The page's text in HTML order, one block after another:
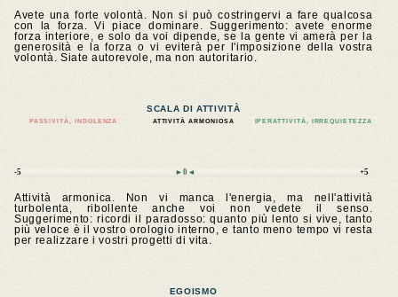
Avete una forte volontà. Non si può costringervi a fare qualcosa
con la forza. Vi piace dominare. Suggerimento: avete enorme
forza interiore, e solo da voi dipende, se la gente vi amerà per la
generosità e la forza o vi eviterà per l'imposizione della vostra
volontà. Siate autorevole, ma non autoritario.
SCALA DI ATTIVITÀ
PASSIVITÀ, INDOLENZA ATTIVITÀ ARMONIOSA IPERATTIVITÀ, IRREQUIETEZZA
-5 ►0◄ +5
Attività armonica. Non vi manca l'energia, ma nell'attività
turbolenta, ribollente anche voi non vedete il senso.
Suggerimento: ricordi il paradosso: quanto più lento si vive, tanto
più veloce è il vostro orologio interno, e tanto meno tempo vi resta
per realizzare i vostri progetti di vita.
EGOISMO